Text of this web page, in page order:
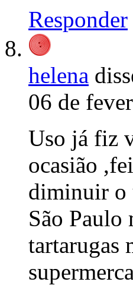
Responder
helena
06 de
Uso já fiz
ocasião
diminuir o
São Paulo
tartarugas